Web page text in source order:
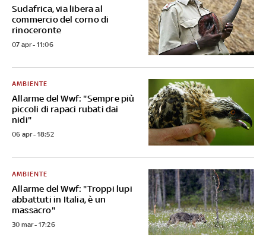
Sudafrica, via libera al
commercio del corno di
rinoceronte
07 apr - 11:06
Allarme del Wwf: "Sempre più
piccoli di rapaci rubati dai
nidi"
AMBIENTE
06 apr - 18:52
Allarme del Wwf: "Troppi lupi
abbattuti in Italia, è un
massacro"
AMBIENTE
30 mar - 17:26